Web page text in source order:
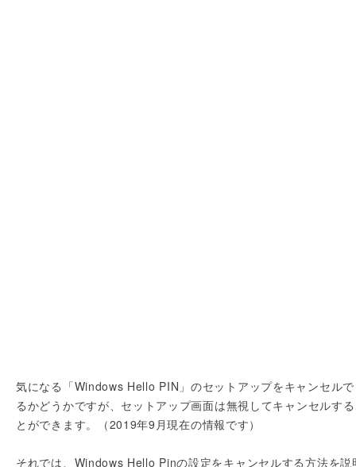
気になる「Windows Hello PIN」のセットアップをキャンセル
るかどうかですが、セットアップ画面は無視してキャンセルす
とができます。（2019年9月現在の情報です）
それでは、Windows Hello Pinの設定をキャンセルする方法を説